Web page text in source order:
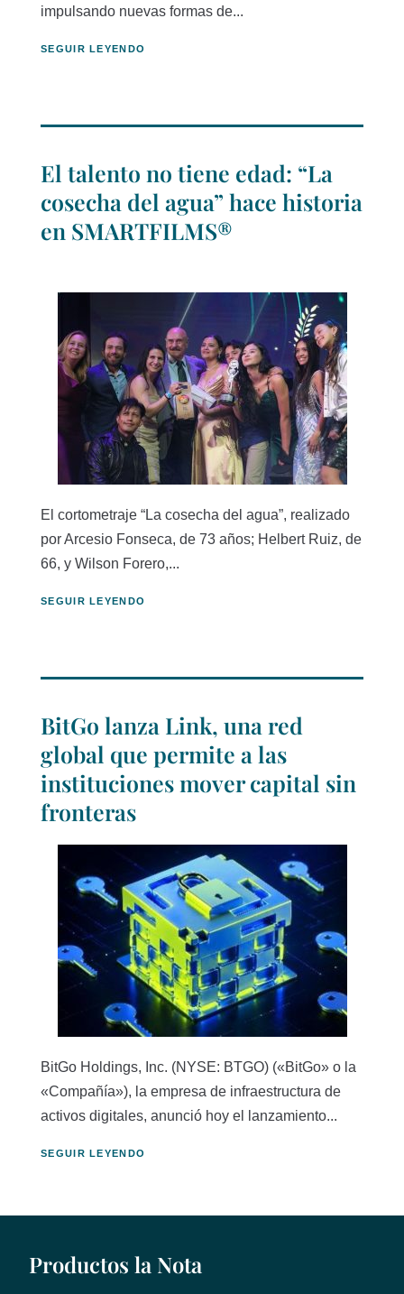
impulsando nuevas formas de...
SEGUIR LEYENDO
El talento no tiene edad: “La
cosecha del agua” hace historia
en SMARTFILMS®
El cortometraje “La cosecha del agua”, realizado
por Arcesio Fonseca, de 73 años; Helbert Ruiz, de
66, y Wilson Forero,...
SEGUIR LEYENDO
BitGo lanza Link, una red
global que permite a las
instituciones mover capital sin
fronteras
BitGo Holdings, Inc. (NYSE: BTGO) («BitGo» o la
«Compañía»), la empresa de infraestructura de
activos digitales, anunció hoy el lanzamiento...
SEGUIR LEYENDO
Productos la Nota